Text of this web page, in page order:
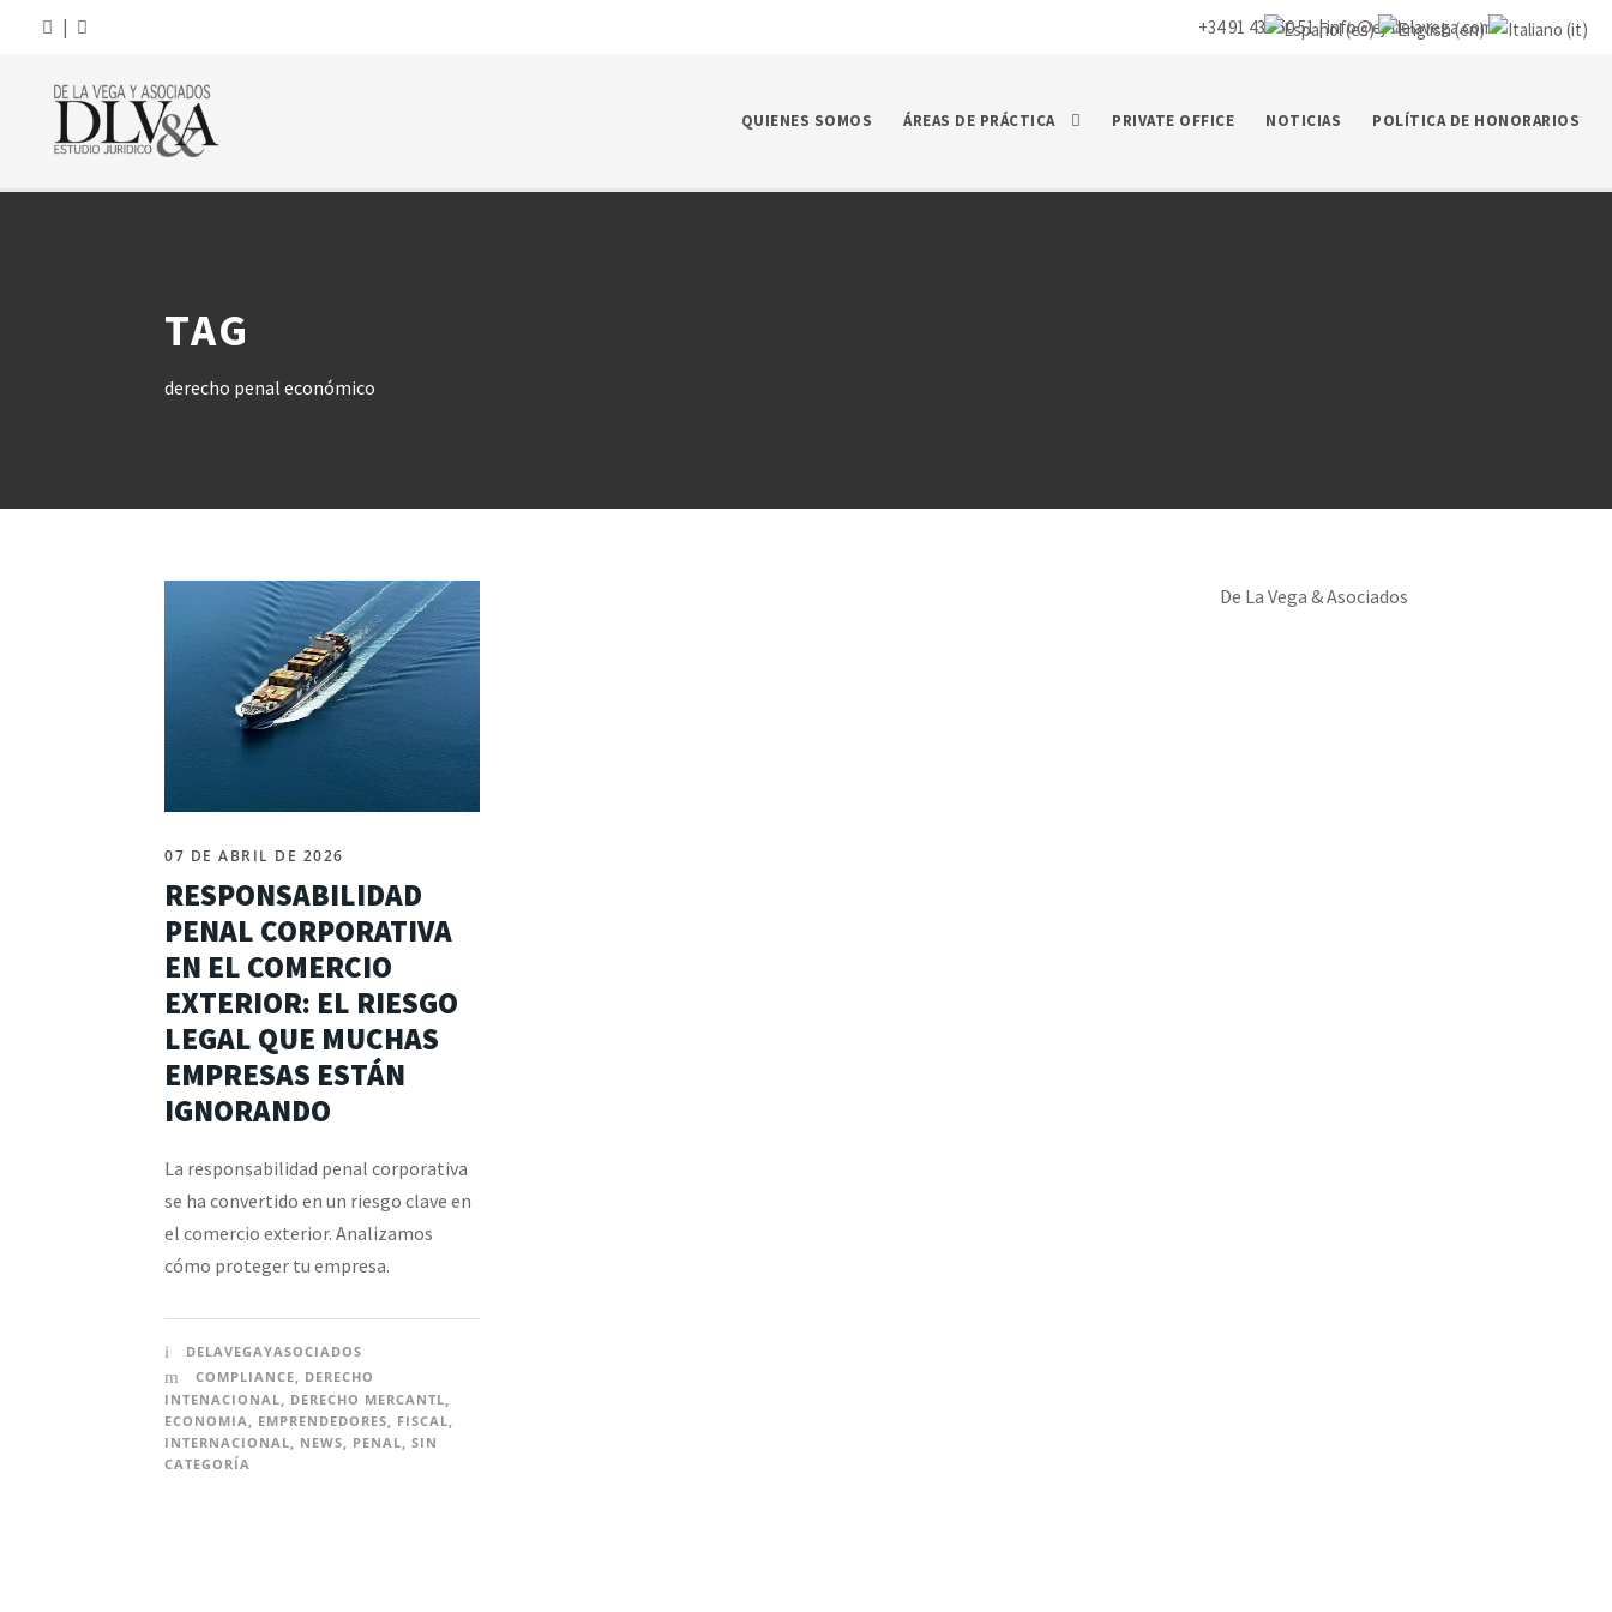
| +34 91 435 50 51 |info@ej-delavega.com
QUIENES SOMOS ÁREAS DE PRÁCTICA PRIVATE OFFICE NOTICIAS POLÍTICA DE HONORARIOS
TAG
derecho penal económico
07 DE ABRIL DE 2026
RESPONSABILIDAD
PENAL CORPORATIVA
EN EL COMERCIO
EXTERIOR: EL RIESGO
LEGAL QUE MUCHAS
EMPRESAS ESTÁN
IGNORANDO
La responsabilidad penal corporativa
se ha convertido en un riesgo clave en
el comercio exterior. Analizamos
cómo proteger tu empresa.
DELAVEGAYASOCIADOS
COMPLIANCE, DERECHO
INTENACIONAL, DERECHO MERCANTL,
ECONOMIA, EMPRENDEDORES, FISCAL,
INTERNACIONAL, NEWS, PENAL, SIN
CATEGORÍA
De La Vega & Asociados